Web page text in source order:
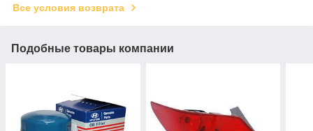
Все условия возврата
Подобные товары компании